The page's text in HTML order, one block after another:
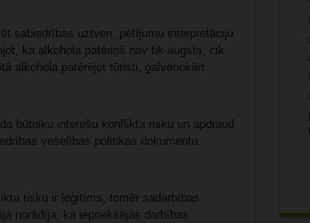
sabiedrības uztveri, pētījumu interpretāciju
ka alkohola patēriņš nav tik augsts, cik
alkohola patērējot tūristi, galvenokārt
būtisku interešu konflikta risku un apdraud
veselības politikas dokumentu
risku ir leģitīms, tomēr sadarbības
norādīja, ka iepriekšējās darbības